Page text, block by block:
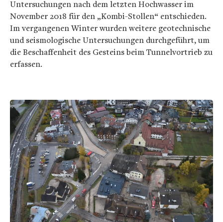
Untersuchungen nach dem letzten Hochwasser im
November 2018 für den „Kombi-Stollen“ entschieden.
Im vergangenen Winter wurden weitere geotechnische
und seismologische Untersuchungen durchgeführt, um
die Beschaffenheit des Gesteins beim Tunnelvortrieb zu
erfassen.